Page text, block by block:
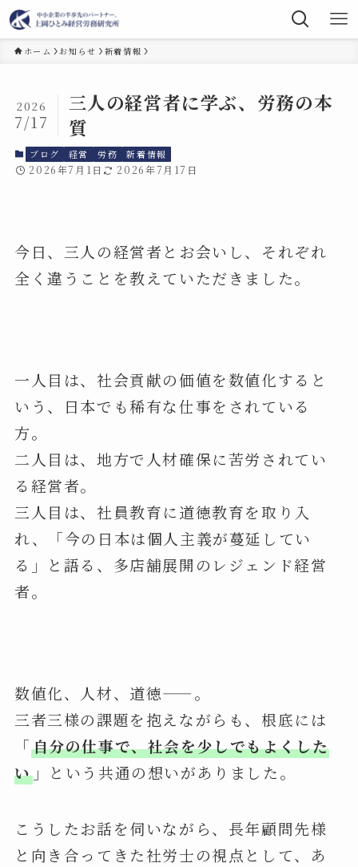
ホーム お知らせ 新着情報
三人の経営者に学ぶ、労務の本
質
2026
7/17
ブログ 経営 労務 新着情報
2026年7月1日 2026年7月17日
今日、三人の経営者とお会いし、それぞれ
全く違うことを教えていただきました。
一人目は、社会貢献の価値を数値化すると
いう、日本でも稀有な仕事をされている
方。
二人目は、地方で人材確保に苦労されてい
る経営者。
三人目は、社員教育に道徳教育を取り入
れ、「今の日本は個人主義が蔓延してい
る」と語る、多店舗展開のレジェンド経営
者。
数値化、人材、道徳——。
三者三様の課題を抱えながらも、根底には
「自分の仕事で、社会を少しでもよくした
い」という共通の想いがありました。
こうしたお話を伺いながら、長年顧問先様
と向き合ってきた社労士の視点として、あ